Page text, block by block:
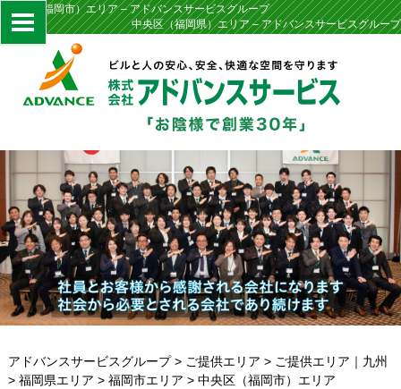
中央区（福岡市）エリア – アドバンスサービスグループ
中央区（福岡県）エリア – アドバンスサービスグループ
アドバンスサービスグループ> ご提供エリア > ご提供エリア｜九州
> 福岡県エリア > 福岡市エリア > 中央区（福岡市）エリア